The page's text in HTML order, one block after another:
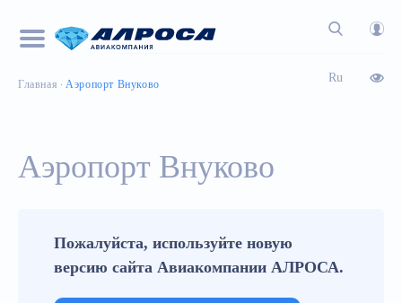
Ru
Главная Аэропорт Внуково
Аэропорт Внуково
Пожалуйста, используйте новую
версию сайта Авиакомпании АЛРОСА.